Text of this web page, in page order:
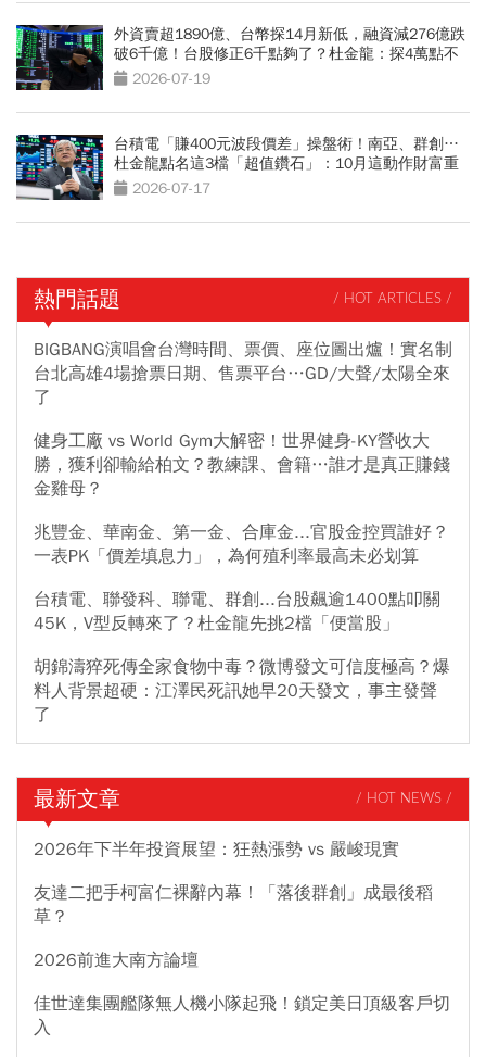
外資賣超1890億、台幣探14月新低，融資減276億跌
破6千億！台股修正6千點夠了？杜金龍：探4萬點不
無可能
2026-07-19
台積電「賺400元波段價差」操盤術！南亞、群創…
杜金龍點名這3檔「超值鑽石」：10月這動作財富重
分配2026-07-17
熱門話題 / HOT ARTICLES /
BIGBANG演唱會台灣時間、票價、座位圖出爐！實名制
台北高雄4場搶票日期、售票平台…GD/大聲/太陽全來
了
健身工廠 vs World Gym大解密！世界健身-KY營收大
勝，獲利卻輸給柏文？教練課、會籍…誰才是真正賺錢
金雞母？
兆豐金、華南金、第一金、合庫金...官股金控買誰好？
一表PK「價差填息力」，為何殖利率最高未必划算
台積電、聯發科、聯電、群創...台股飆逾1400點叩關
45K，V型反轉來了？杜金龍先挑2檔「便當股」
胡錦濤猝死傳全家食物中毒？微博發文可信度極高？爆
料人背景超硬：江澤民死訊她早20天發文，事主發聲
了
最新文章 / HOT NEWS /
2026年下半年投資展望：狂熱漲勢 vs 嚴峻現實
友達二把手柯富仁裸辭內幕！「落後群創」成最後稻
草？
2026前進大南方論壇
佳世達集團艦隊無人機小隊起飛！鎖定美日頂級客戶切
入